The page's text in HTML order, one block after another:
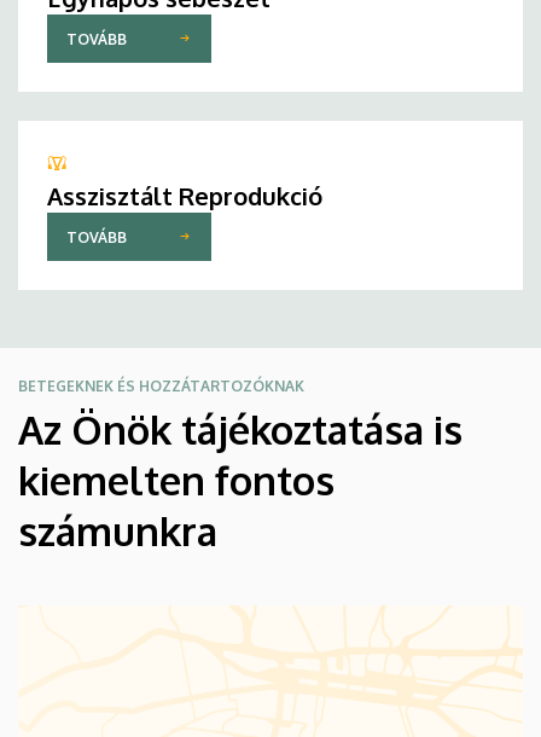
TOVÁBB
Asszisztált Reprodukció
TOVÁBB
BETEGEKNEK ÉS HOZZÁTARTOZÓKNAK
Az Önök tájékoztatása is
kiemelten fontos
számunkra